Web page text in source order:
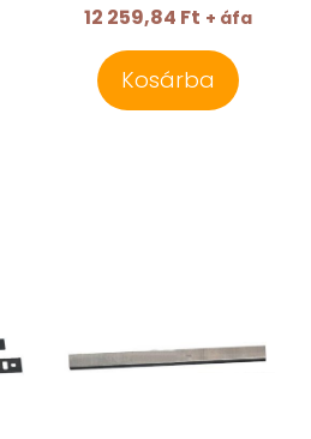
12 259,84 Ft + áfa
Kosárba